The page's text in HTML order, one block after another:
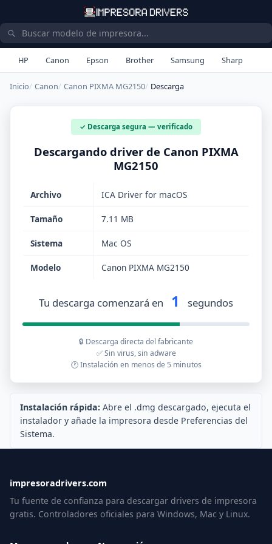
HP Canon Epson Brother Samsung Sharp
Inicio Canon Canon PIXMA MG2150 Descarga
✓ Descarga segura — verificado
Descargando driver de Canon PIXMA
MG2150
Archivo ICA Driver for macOS
Tamaño 7.11 MB
Sistema Mac OS
Modelo Canon PIXMA MG2150
Tu descarga comenzará en 1 segundos
🔒 Descarga directa del fabricante
✅ Sin virus, sin adware
🕐 Instalación en menos de 5 minutos
Instalación rápida: Abre el .dmg descargado, ejecuta el
instalador y añade la impresora desde Preferencias del
Sistema.
impresoradrivers.com
Tu fuente de confianza para descargar drivers de impresora
gratis. Controladores oficiales para Windows, Mac y Linux.